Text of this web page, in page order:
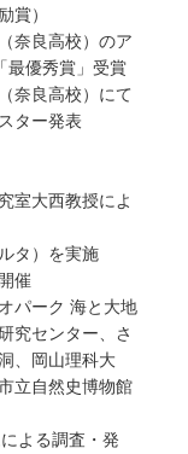
賞）
奈良高校）のア
最優秀賞」受賞
奈良高校）にて
ター発表
室大西教授によ
タ）を実施
催
パーク 海と大地
究センター、さ
、岡山理科大
立自然史博物館
よる調査・発